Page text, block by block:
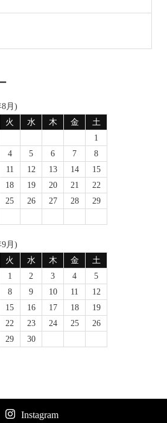
月)
火 水 木 金
土
1
4 5 6 7
8
11 12 13 14
15
18 19 20 21
22
25 26 27 28
29
9月)
火 水 木 金
土
1
2 3 4
5
8 9 10 11
12
15 16 17 18
19
22 23 24 25
26
29 30
Instagram